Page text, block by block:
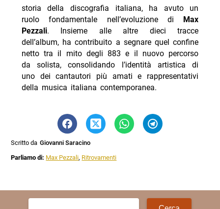
storia della discografia italiana, ha avuto un
ruolo fondamentale nell’evoluzione di
Max
Pezzali. Insieme alle altre dieci tracce
dell’album, ha contribuito a segnare quel confine
netto tra il mito degli 883 e il nuovo percorso
da solista, consolidando l’identità artistica di
uno dei cantautori più amati e rappresentativi
della musica italiana contemporanea.
Scritto da Giovanni Saracino
Parliamo di: Max Pezzali, Ritrovamenti
Ricerca